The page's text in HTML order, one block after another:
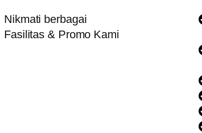
Nikmati berbagai
Fasilitas & Promo Kami